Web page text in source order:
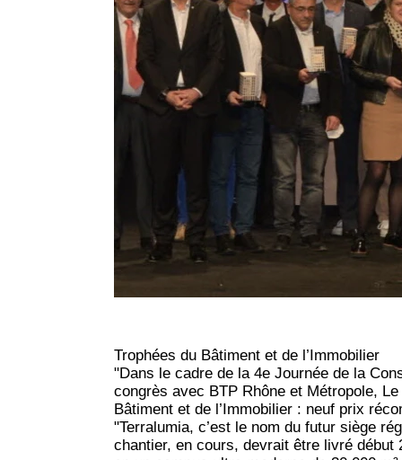
Trophées du Bâtiment et de l’Immobilier
"Dans le cadre de la 4e Journée de la
congrès avec BTP Rhône et Métropole,
Bâtiment et de l’Immobilier : neuf prix
"Terralumia, c’est le nom du futur siège
chantier, en cours, devrait être livré début